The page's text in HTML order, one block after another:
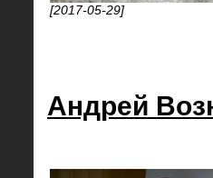
[2017-05-29]
Андрей